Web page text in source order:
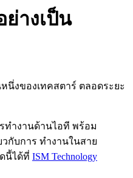
ย่างเป็น
งของเทคสตาร์ ตลอดระยะ
ำงานด้านไอที พร้อม
กับการ ทำงานในสาย
นี้ได้ที่ ISM Technology